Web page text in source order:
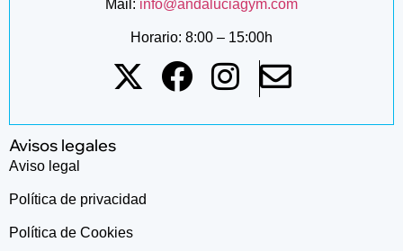
Mail: info@andaluciagym.com
Horario: 8:00 – 15:00h
Avisos legales
Aviso legal
Política de privacidad
Política de Cookies